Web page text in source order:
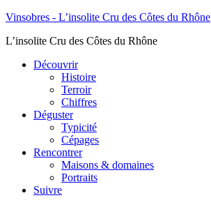
Vinsobres - L’insolite Cru des Côtes du Rhône
L’insolite Cru des Côtes du Rhône
Découvrir
Histoire
Terroir
Chiffres
Déguster
Typicité
Cépages
Rencontrer
Maisons & domaines
Portraits
Suivre